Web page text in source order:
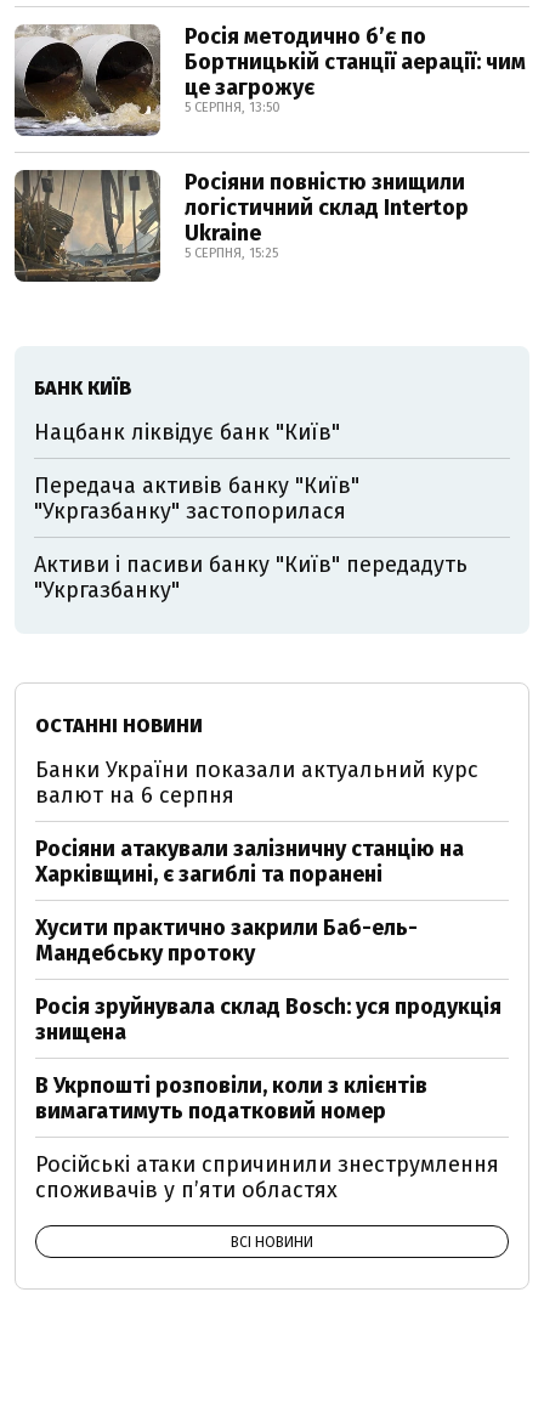
Росія методично б’є по
Бортницькій станції аерації: чим
це загрожує
5 СЕРПНЯ, 13:50
Росіяни повністю знищили
логістичний склад Intertop
Ukraine
5 СЕРПНЯ, 15:25
БАНК КИЇВ
Нацбанк ліквідує банк "Київ"
Передача активів банку "Київ"
"Укргазбанку" застопорилася
Активи і пасиви банку "Київ" передадуть
"Укргазбанку"
ОСТАННІ НОВИНИ
Банки України показали актуальний курс
валют на 6 серпня
Росіяни атакували залізничну станцію на
Харківщині, є загиблі та поранені
Хусити практично закрили Баб-ель-
Мандебську протоку
Росія зруйнувала склад Bosch: уся продукція
знищена
В Укрпошті розповіли, коли з клієнтів
вимагатимуть податковий номер
Російські атаки спричинили знеструмлення
споживачів у п’яти областях
ВСІ НОВИНИ